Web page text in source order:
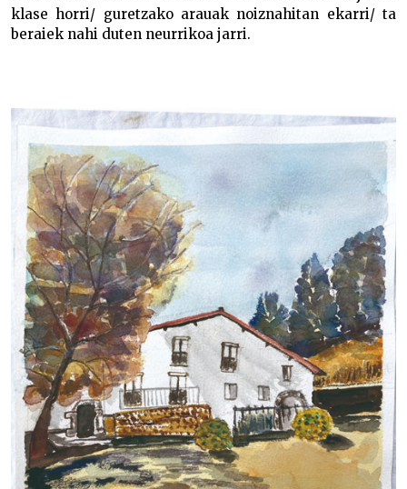
klase horri/ guretzako arauak noiznahitan ekarri/ ta
beraiek nahi duten neurrikoa jarri.